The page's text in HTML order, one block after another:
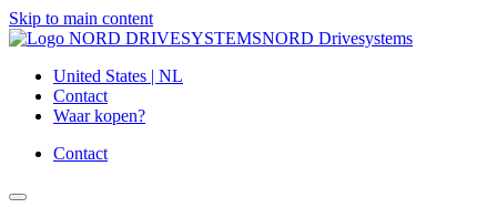
Skip to main content
NORD Drivesystems
United States | NL
Contact
Waar kopen?
Contact